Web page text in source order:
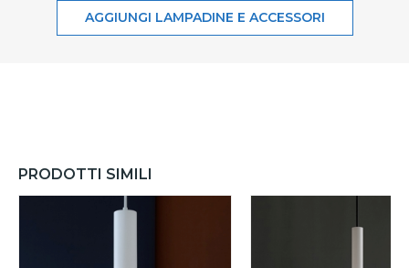
AGGIUNGI LAMPADINE E ACCESSORI
PRODOTTI SIMILI